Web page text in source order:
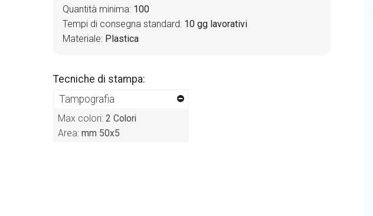
Quantità minima: 100
Tempi di consegna standard: 10 gg lavorativi
Materiale: Plastica
Tecniche di stampa:
Tampografia
Max colori:2 Colori
Area:mm 50x5